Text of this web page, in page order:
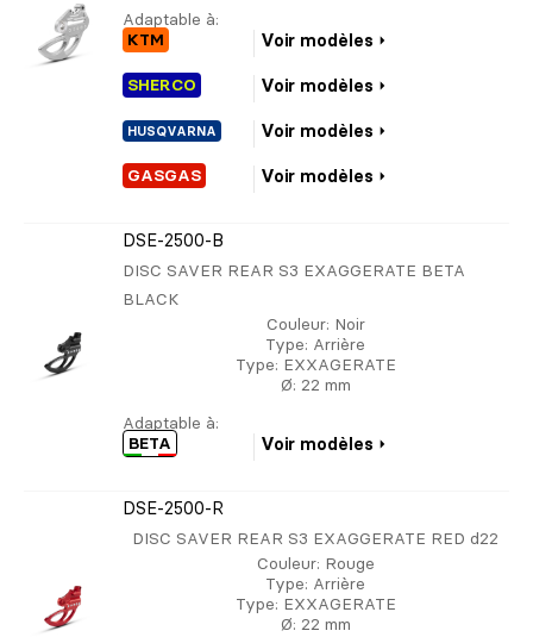
Adaptable à:
KTM
Voir modèles
SHERCO Voir modèles
HUSQVARNA Voir modèles
GASGAS Voir modèles
DSE-2500-B
DISC SAVER REAR S3 EXAGGERATE BETA
BLACK
Couleur: Noir
Type: Arrière
Type: EXXAGERATE
Ø: 22 mm
Adaptable à:
BETA
Voir modèles
DSE-2500-R
DISC SAVER REAR S3 EXAGGERATE RED d22
Couleur: Rouge
Type: Arrière
Type: EXXAGERATE
Ø: 22 mm